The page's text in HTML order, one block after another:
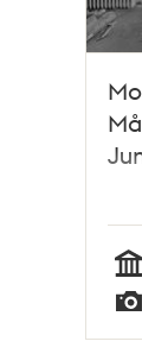
Tid
Typ